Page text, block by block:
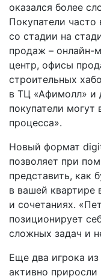
оказался более
Покупатели
со стадии на
продаж – онлайн-­
центр, офисы
строительных
в ТЦ «Афимолл» и
покупатели могут
процесса».
Новый формат
позволяет при
представить, как
в вашей квартире
и сочетаниях.
позиционирует
сложных задач и
Еще два игрока
активно